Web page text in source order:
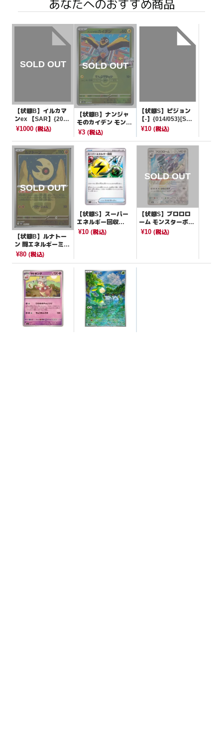
あなたへのおすすめ商品
【状態B】イルカマ
ンex 【SAR】{207/
187}[SV8a]
¥1000 (税込)
【状態B】ナンジャ
モのカイデン モンス
ターボールミラー
¥3(税込)
【状態S】ピジョン
【-】{014/053}[SVH
K]
¥10 (税込)
【状態B】ルナトー
ン 闘エネルギーミラ
ー【-】{086/193}[M
¥80 (税込)
【状態S】スーパー
エネルギー回収
【U】{064/073}[SV
¥10(税込)
【状態S】ブロロロ
ーム モンスターボー
ルミラー【-】{115/1
¥10 (税込)